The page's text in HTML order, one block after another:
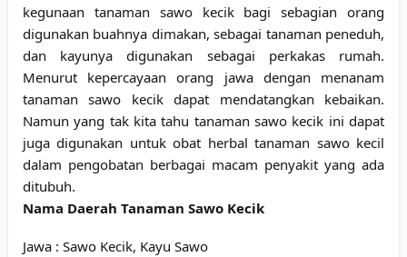
kegunaan tanaman sawo kecik bagi sebagian orang
digunakan buahnya dimakan, sebagai tanaman peneduh,
dan kayunya digunakan sebagai perkakas rumah.
Menurut kepercayaan orang jawa dengan menanam
tanaman sawo kecik dapat mendatangkan kebaikan.
Namun yang tak kita tahu tanaman sawo kecik ini dapat
juga digunakan untuk obat herbal tanaman sawo kecil
dalam pengobatan berbagai macam penyakit yang ada
ditubuh.
Nama Daerah Tanaman Sawo Kecik
Jawa : Sawo Kecik, Kayu Sawo